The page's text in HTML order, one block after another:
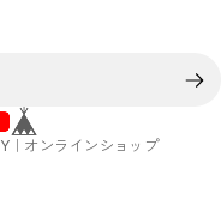
オンラインショップ